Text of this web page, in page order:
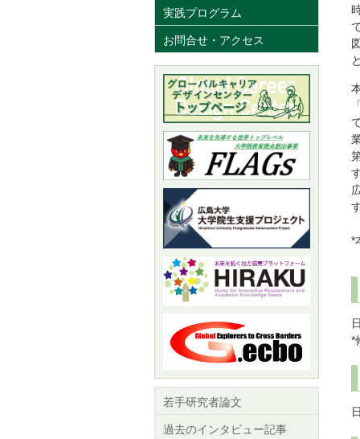
*
*
実践プログラム
お問合せ・アクセス
若手研究者論文
過去のインタビュー記事